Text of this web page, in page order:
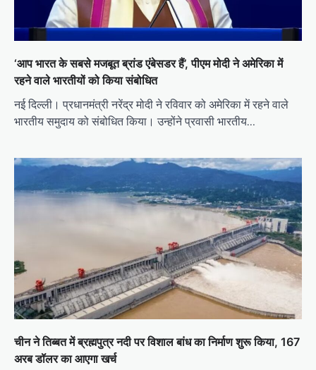
‘आप भारत के सबसे मजबूत ब्रांड एंबेसडर हैं’, पीएम मोदी ने अमेरिका में
रहने वाले भारतीयों को किया संबोधित
नई दिल्ली। प्रधानमंत्री नरेंद्र मोदी ने रविवार को अमेरिका में रहने वाले
भारतीय समुदाय को संबोधित किया। उन्होंने प्रवासी भारतीय…
चीन ने तिब्बत में ब्रह्मपुत्र नदी पर विशाल बांध का निर्माण शुरू किया, 167
अरब डॉलर का आएगा खर्च